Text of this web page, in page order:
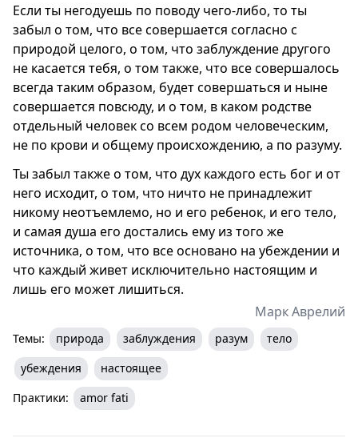
Если ты негодуешь по поводу чего-либо, то ты
забыл о том, что все совершается согласно с
природой целого, о том, что заблуждение другого
не касается тебя, о том также, что все совершалось
всегда таким образом, будет совершаться и ныне
совершается повсюду, и о том, в каком родстве
отдельный человек со всем родом человеческим,
не по крови и общему происхождению, а по разуму.
Ты забыл также о том, что дух каждого есть бог и от
него исходит, о том, что ничто не принадлежит
никому неотъемлемо, но и его ребенок, и его тело,
и самая душа его достались ему из того же
источника, о том, что все основано на убеждении и
что каждый живет исключительно настоящим и
лишь его может лишиться.
Марк Аврелий
Темы: природа заблуждения разум
тело
убеждения
настоящее
Практики:
amor fati